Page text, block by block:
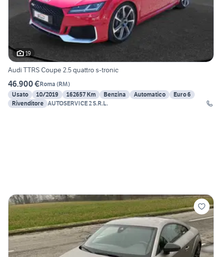
19
Audi TTRS Coupe 2.5 quattro s-tronic
46.900 €Roma (RM)
Usato
10/2019 162657 Km Benzina Automatico
Euro 6
Rivenditore AUTOSERVICE 2 S.R.L.